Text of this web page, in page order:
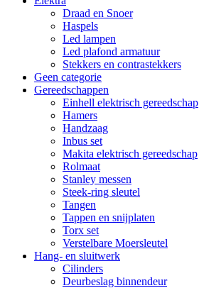
Draad en Snoer
Haspels
Led lampen
Led plafond armatuur
Stekkers en contrastekkers
Geen categorie
Gereedschappen
Einhell elektrisch gereedschap
Hamers
Handzaag
Inbus set
Makita elektrisch gereedschap
Rolmaat
Stanley messen
Steek-ring sleutel
Tangen
Tappen en snijplaten
Torx set
Verstelbare Moersleutel
Hang- en sluitwerk
Cilinders
Deurbeslag binnendeur